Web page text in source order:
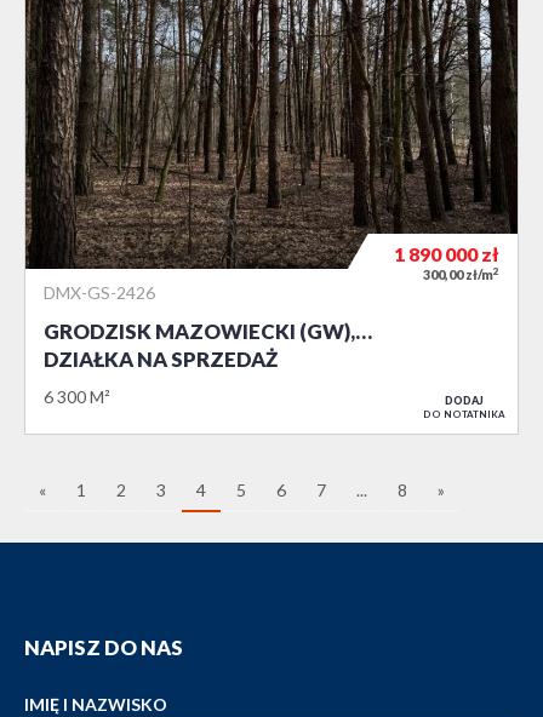
DMX-GS-2426
GRODZISK MAZOWIECKI (GW),…
DZIAŁKA NA SPRZEDAŻ
6 300 M²
1 890 000zł
300,00 zł/m2
DODAJ
DO NOTATNIKA
« 1 2 3 4 5 6 7 ... 8 »
NAPISZ DO NAS
IMIĘ I NAZWISKO